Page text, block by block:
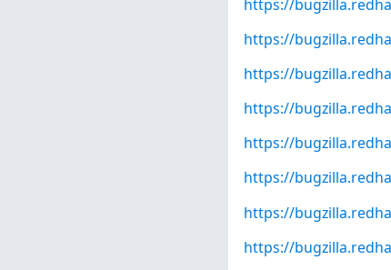
https://
https://
https://
https://
https://
https://
https://
https://